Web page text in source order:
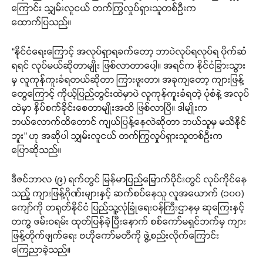
ကြောင်း သျှမ်းလူငယ် တက်ကြွလှုပ်ရှားသူတစ်ဦးက
ထောက်ပြသည်။
“နိုင်ငံရေးကြောင့် အလုပ်ရှာရခက်တော့ ဘာပဲလုပ်ရလုပ်ရ ပိုက်ဆံ
ရရင် လုပ်မယ်ဆိုတာမျိုး ဖြစ်လာတာပေါ့။ အရင်က နိုင်ငံခြားသွား
မှ လူကုန်ကူးခံရတယ်ဆိုတာ ကြားဖူးတာ၊ အခုကျတော့ ကျားဖြန့်
တွေကြောင့် ကိုယ့်ပြည်တွင်းထဲမှာပဲ လူကုန်ကူးခံရတဲ့ ပုံစံနဲ့ အလုပ်
ထဲမှာ နှိပ်စက်ခိုင်းစေတာမျိုးအထိ ဖြစ်လာပြီ။ ဒါမျိုးက
ဘယ်လောက်ထိတောင် ကျယ်ပြန့်နေလဲဆိုတာ ဘယ်သူမှ မသိနိုင်
ဘူး” ဟု အဆိုပါ သျှမ်းလူငယ် တက်ကြွလှုပ်ရှားသူတစ်ဦးက
ပြောဆိုသည်။
ဒီဇင်ဘာလ (၉) ရက်တွင် မြန်မာပြည်မြောက်ပိုင်းတွင် လုပ်ကိုင်နေ
သည့် ကျားဖြန့်ဂိုဏ်းများနှင့် ဆက်စပ်နေသူ လူအယောက် (၁၀၀)
ကျော်ကို တရုတ်နိုင်ငံ ပြည်သူ့လုံခြုံရေးဝန်ကြီးဌာနမှ ဆုကြေးနှင့်
တကွ ဖမ်းဝရမ်း ထုတ်ပြန်ခဲ့ပြီးနောက် စစ်ကော်မရှင်ဘက်မှ ကျား
ဖြန့်တိုက်ဖျက်ရေး ဗဟိုကော်မတီကို ဖွဲ့စည်းလိုက်ကြောင်း
ကြေညာခဲ့သည်။